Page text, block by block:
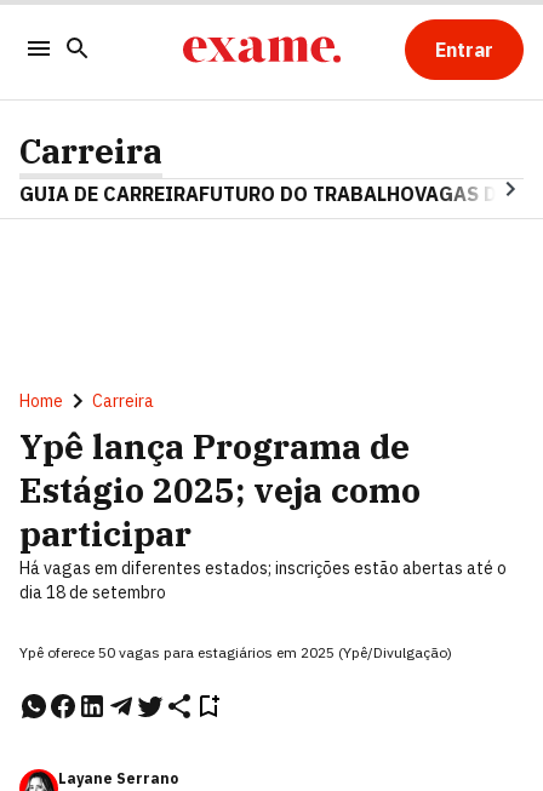
Entrar
Carreira
GUIA DE CARREIRAFUTURO DO TRABALHOVAGAS DE
Home Carreira
Ypê lança Programa de
Estágio 2025; veja como
participar
Há vagas em diferentes estados; inscrições estão abertas até o
dia 18 de setembro
Ypê oferece 50 vagas para estagiários em 2025 (Ypê/Divulgação)
Layane Serrano